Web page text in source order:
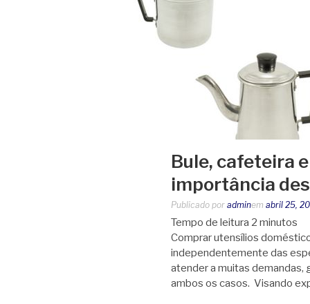
Bule, cafeteira
importância
Publicado por adminem abril 25,
Tempo de leitura 2 minutos
Comprar utensílios
independentemente das
atender a muitas demandas,
ambos os casos. Visando